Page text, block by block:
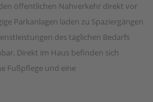
öffentlichen Nahverkehr direkt vor
Parkanlagen laden zu Spaziergängen
des täglichen Bedarfs
Direkt im Haus befinden sich
Fußpflege und eine